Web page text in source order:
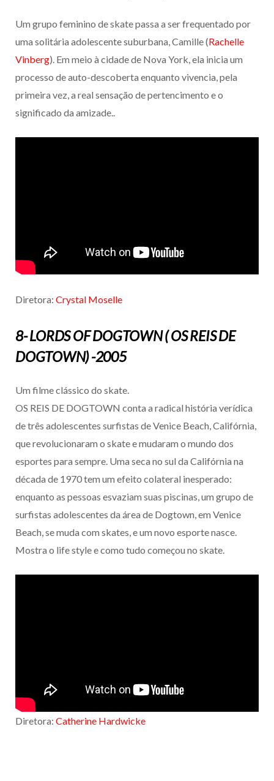
Um grupo feminino de skate passa a ser frequentado por
uma solitária adolescente suburbana, Camille (Rachelle
Vinberg). Em meio à cidade de Nova York, ela inicia um
processo de auto-descoberta enquanto vivencia, pela
primeira vez, a real sensação de pertencimento e o
significado da amizade..
Diretora: Crystal Moselle
8- LORDS OF DOGTOWN ( OS REIS DE
DOGTOWN) -2005
Um filme clássico do skate.
OS REIS DE DOGTOWN conta a radical história verídica
de três adolescentes surfistas de Venice Beach, Califórnia,
que revolucionaram o skate e mudaram o mundo dos
esportes para sempre. Uma seca no sul da Califórnia na
década de 1970 tem um efeito colateral inesperado:
enquanto as pessoas esvaziam suas piscinas, um grupo de
surfistas adolescentes da área de Dogtown, em Venice
Beach, se muda com skates, e um novo esporte nasce.
Mostra o life style e como tudo começou no skate.
Diretora: Catherine Hardwicke